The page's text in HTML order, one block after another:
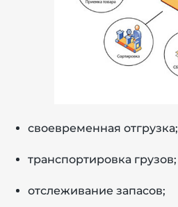
своевременная отгрузка;
транспортировка грузов;
отслеживание запасов;